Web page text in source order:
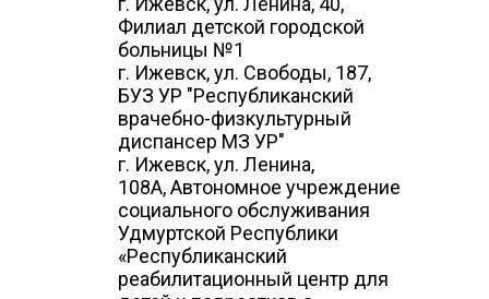
Филиал детской городской
больницы №1
г. Ижевск, ул. Свободы, 187,
БУЗ УР "Республиканский
врачебно-физкультурный
диспансер МЗ УР"
г. Ижевск, ул. Ленина,
108А, Автономное учреждение
социального обслуживания
Удмуртской Республики
«Республиканский
реабилитационный центр для